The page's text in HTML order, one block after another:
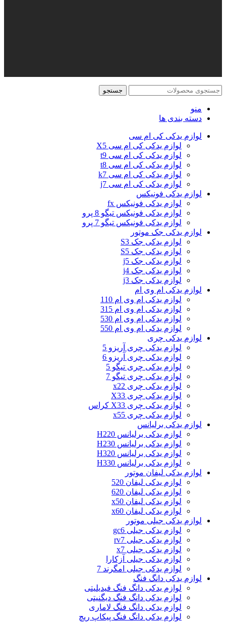
جستجو
منو
دسته بندی ها
لوازم یدکی کی ام سی
لوازم یدکی کی ام سی X5
لوازم یدکی کی ام سی t9
لوازم یدکی کی ام سی t8
لوازم یدکی کی ام سی k7
لوازم یدکی کی ام سی j7
لوازم یدکی فونیکس
لوازم یدکی فونیکس fx
لوازم یدکی فونیکس تیگو 8 پرو
لوازم یدکی فونیکس تیگو 7 پرو
لوازم یدکی جک موتور
لوازم یدکی جک S3
لوازم یدکی جک S5
لوازم یدکی جک j5
لوازم یدکی جک j4
لوازم یدکی جک j3
لوازم یدکی ام وی ام
لوازم یدکی ام وی ام 110
لوازم یدکی ام وی ام 315
لوازم یدکی ام وی ام 530
لوازم یدکی ام وی ام 550
لوازم یدکی چری
لوازم یدکی چری آریزو 5
لوازم یدکی چری آریزو 6
لوازم یدکی چری تیگو 5
لوازم یدکی چری تیگو 7
لوازم یدکی چری x22
لوازم یدکی چری X33
لوازم یدکی چری X33 کراس
لوازم یدکی چری x55
لوازم یدکی برلیانس
لوازم یدکی برلیانس H220
لوازم یدکی برلیانس H230
لوازم یدکی برلیانس H320
لوازم یدکی برلیانس H330
لوازم یدکی لیفان موتور
لوازم یدکی لیفان 520
لوازم یدکی لیفان 620
لوازم یدکی لیفان x50
لوازم یدکی لیفان x60
لوازم یدکی جیلی موتور
لوازم یدکی جیلی gc6
لوازم یدکی جیلی rv7
لوازم یدکی جیلی x7
لوازم یدکی جیلی آزکارا
لوازم یدکی جیلی امگرند 7
لوازم یدکی دانگ فنگ
لوازم یدکی دانگ فنگ فیدیلیتی
لوازم یدکی دانگ فنگ دیگنیتی
لوازم یدکی دانگ فنگ لاماری
لوازم یدکی دانگ فنگ پیکاپ ریچ